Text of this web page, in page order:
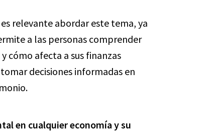
relevante abordar este tema, ya
a las personas comprender
cómo afecta a sus finanzas
decisiones informadas en
en cualquier economía y su